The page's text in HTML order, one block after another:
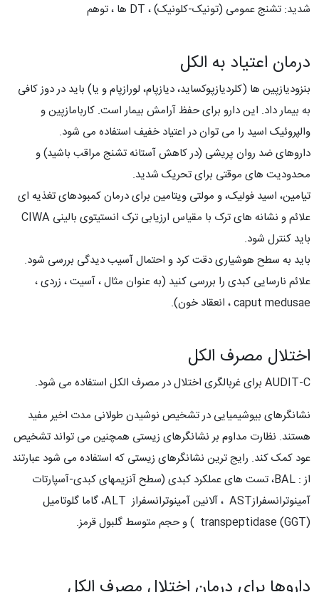
شدید: تشنج عمومی (تونیک-کلونیک) ، DT ها ، توهم
درمان اعتیاد به الکل
بنزودیازپین ها (کلردیازپوکساید، دیازپام، لورازپام و یا) باید در دوز کافی
به بیمار داد. این دارو برای حفظ آرامش بیمار است. کاربامازپین و
والپروئیک اسید را می توان در اعتیاد خفیف استفاده می شود.
داروهای ضد روان پریشی (در کاهش آستانه تشنج مراقب باشید) و
محدودیت های موقتی برای تحریک شدید.
تیامین، اسید فولیک، و مولتی ویتامین برای درمان کمبودهای تغذیه ای
علائم و نشانه های ترک با مقیاس ارزیابی ترک انستیتوی بالینی CIWA
باید کنترل شود.
باید به سطح هوشیاری دقت کرد و احتمال آسیب دیدگی بررسی شود.
علائم نارسایی کبدی را بررسی کنید (به عنوان مثال ، آسیت ، زردی ،
caput medusae ، انعقاد خون).
اختلال مصرف الکل
AUDIT-C برای غربالگری اختلال در مصرف الکل استفاده می شود.
نشانگرهای بیوشیمیایی در تشخیص نوشیدن طولانی مدت اخیر مفید
هستند. نظارت مداوم بر نشانگرهای زیستی همچنین می تواند تشخیص
عود کمک کند. رایج ترین نشانگرهای زیستی که استفاده می شود عبارتند
از : BAL، تست های عملکرد کبدی (سطح آنزیمهای کبدی-آسپارتات
آمینوترانسفرازAST ، آلانین آمینوترانسفراز ALT، گاما گلوتامیل
transpeptidase (GGT) ) و حجم متوسط گلبول قرمز.